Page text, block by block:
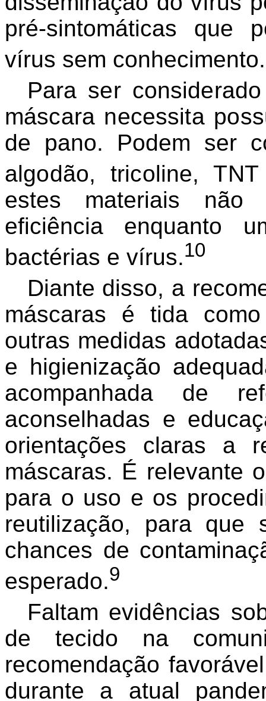
pré-sintomáticas que
vírus sem conhecimento.
Para ser
máscara necessita
de pano. Podem ser
algodão, tricoline,
estes materiais não
eficiência enquanto
bactérias e vírus.10
Diante disso, a
máscaras é tida
outras medidas
e higienização
acompanhada de
aconselhadas e
orientações claras a
máscaras. É relevante
para o uso e os
reutilização, para que
chances de
esperado.9
Faltam evidências
de tecido na
recomendação
durante a atual